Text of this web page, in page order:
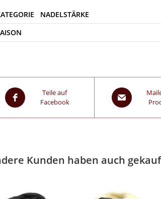
Teile auf
Facebook
Kunden haben auch